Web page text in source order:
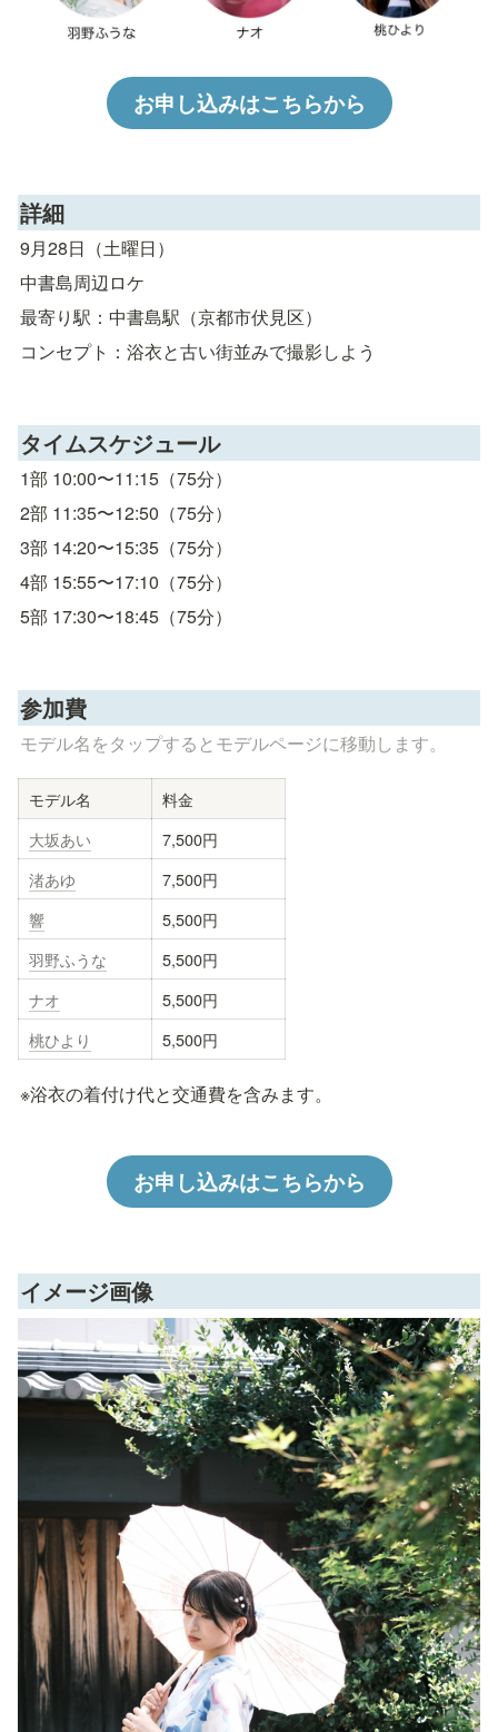
お申し込みはこちらから
詳細
9月28日（土曜日）
中書島周辺ロケ
最寄り駅：中書島駅（京都市伏見区）
コンセプト：浴衣と古い街並みで撮影しよう
タイムスケジュール
1部 10:00〜11:15（75分）
2部 11:35〜12:50（75分）
3部 14:20〜15:35（75分）
4部 15:55〜17:10（75分）
5部 17:30〜18:45（75分）
参加費
モデル名をタップするとモデルページに移動します。
モデル名
料金
大坂あい
7,500円
渚あゆ
7,500円
響
5,500円
羽野ふうな
5,500円
ナオ
5,500円
桃ひより
5,500円
※浴衣の着付け代と交通費を含みます。
お申し込みはこちらから
イメージ画像